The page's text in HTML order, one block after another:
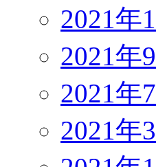
2021年
2021年
2021年
2021年